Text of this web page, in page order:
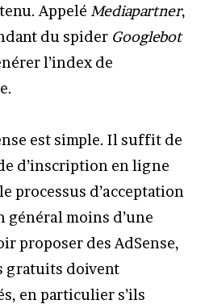
Appelé Mediapartner,
du spider Googlebot
l’index de
est simple. Il suffit de
d’inscription en ligne
processus d’acceptation
général moins d’une
proposer des AdSense,
gratuits doivent
en particulier s’ils